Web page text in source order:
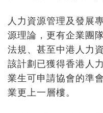
人力資源管理及發展
源理論，更有企業團隊
法規、甚至中港人力
該計劃已獲得香港人
業生可申請協會的準
業更上一層樓。